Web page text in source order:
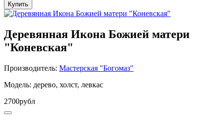
Купить
Деревянная Икона Божией матери
"Коневская"
Производитель: Мастерская "Богомаз"
Модель: дерево, холст, левкас
2700рубл